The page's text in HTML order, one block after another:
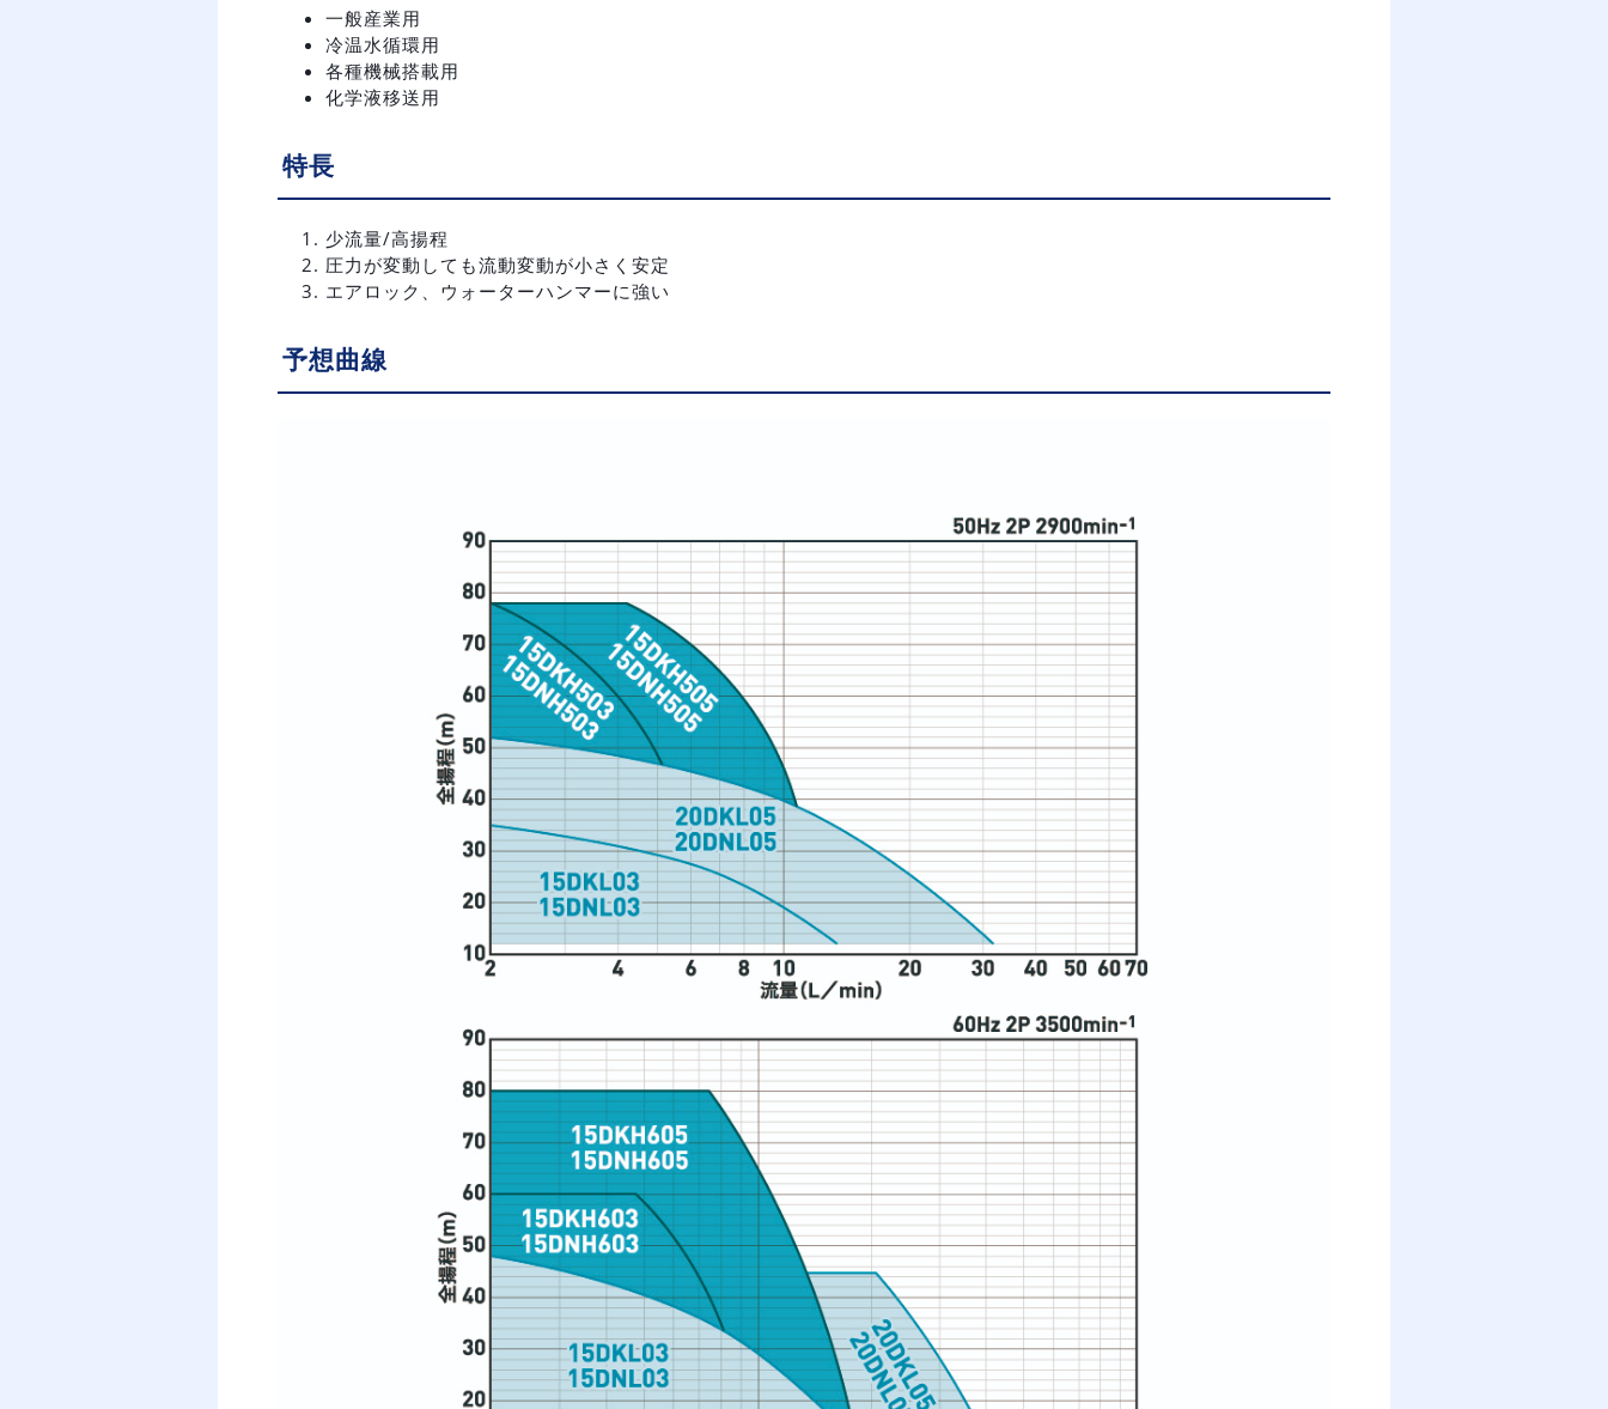
一般産業用
冷温水循環用
各種機械搭載用
化学液移送用
特長
少流量/高揚程
圧力が変動しても流動変動が小さく安定
エアロック、ウォーターハンマーに強い
予想曲線